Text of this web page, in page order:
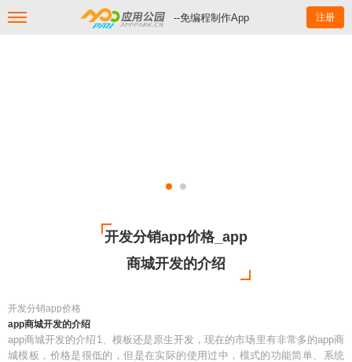
--免编程制作App 注册
开发分销app价格_app
商城开发的介绍
开发分销app价格
app商城开发的介绍
app商城开发的介绍1、模板还是原生开发，现在的市场里有非常多的app商
城模板，价格是很低的，但是在实际的使用过中，模式的功能简单、系统